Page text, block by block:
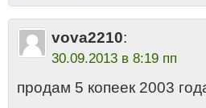
vova2210:
30.09.2013 в 8:19 пп
продам 5 копеек 2003